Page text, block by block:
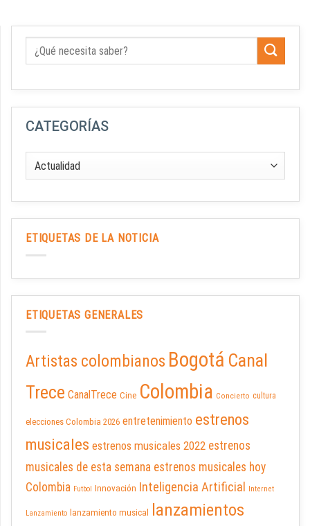
CATEGORÍAS
ETIQUETAS DE LA NOTICIA
ETIQUETAS GENERALES
Artistas colombianos Bogotá Canal
Trece CanalTrece Cine Colombia Concierto cultura
elecciones Colombia 2026 entretenimiento estrenos
musicales estrenos musicales 2022 estrenos
musicales de esta semana estrenos musicales hoy
Colombia Futbol Innovación Inteligencia Artificial Internet
Lanzamiento lanzamiento musical
lanzamientos